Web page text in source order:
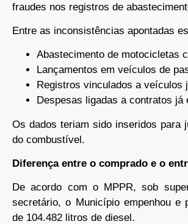
fraudes nos registros de
Entre as inconsistências apontadas
Abastecimento de motocicletas
Lançamentos em veículos de
Registros vinculados a veículos
Despesas ligadas a contratos já
Os dados teriam sido inseridos para
do combustível.
Diferença entre o comprado e o
De acordo com o MPPR, sob
secretário, o Município empenhou e
de 104.482 litros de diesel.